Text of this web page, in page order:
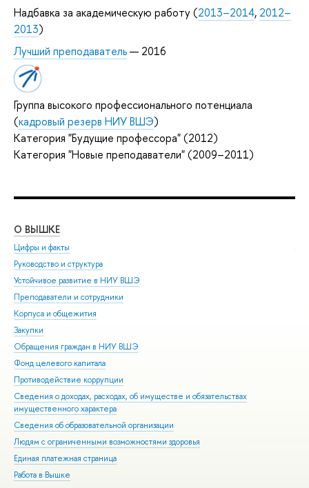
Надбавка за академическую работу (2013–2014, 2012–
2013)
Лучший преподаватель— 2016
Группа высокого профессионального потенциала
(кадровый резерв НИУ ВШЭ)
Категория "Будущие профессора" (2012)
Категория "Новые преподаватели" (2009–2011)
О ВЫШКЕ
Цифры и факты
Руководство и структура
Устойчивое развитие в НИУ ВШЭ
Преподаватели и сотрудники
Корпуса и общежития
Закупки
Обращения граждан в НИУ ВШЭ
Фонд целевого капитала
Противодействие коррупции
Сведения о доходах, расходах, об имуществе и обязательствах
имущественного характера
Сведения об образовательной организации
Людям с ограниченными возможностями здоровья
Единая платежная страница
Работа в Вышке